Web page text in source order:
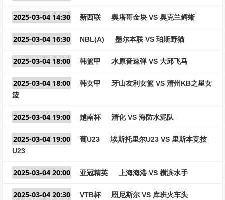
2025-03-04 14:30 新西联 奥塔哥金块 VS 奥克兰鳄蜥
2025-03-04 16:30 NBL(A) 墨尔本联 VS 珀斯野猫
2025-03-04 18:00 韩篮甲 水原音速弹 VS 大邱飞马
2025-03-04 18:00 韩女甲
牙山友利女篮 VS 清州KB之星女
篮
2025-03-04 19:00 越南杯 清化 VS 海防水泥队
2025-03-04 19:00 葡U23
埃斯托里尔U23 VS 里斯本竞技
U23
2025-03-04 20:00 亚冠精英 上海海港 VS 横滨水手
2025-03-04 20:30 VTB杯 恩尼斯尔 VS 库班火车头